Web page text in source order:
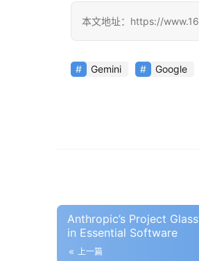
本文地址：https://
Gemini Google
Anthropic’s Project
in Essential Software
上一篇